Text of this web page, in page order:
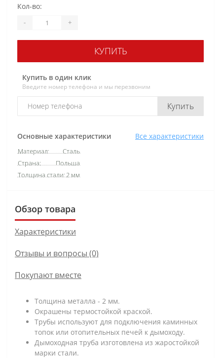
Основные характеристики Все характеристики
Материал:
Сталь
Страна:
Польша
Толщина стали:2 мм
Кол-во:
- +
КУПИТЬ
Купить в один клик
Введите номер телефона и мы перезвоним
Купить
Обзор товара
Характеристики
Отзывы и вопросы (0)
Покупают вместе
Толщина металла - 2 мм.
Окрашены термостойкой краской.
Трубы используют для подключения каминных
топок или отопительных печей к дымоходу.
Дымоходная труба изготовлена из жаростойкой
марки стали.